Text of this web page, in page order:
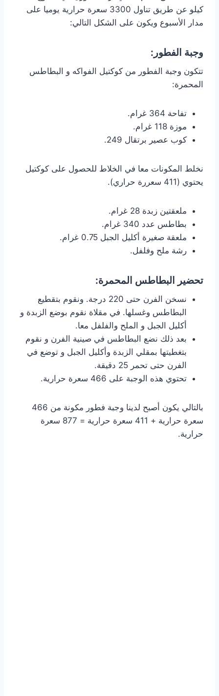
كيلو عن طريق تناول 3300 سعرة حرارية يوميا على
مدار الأسبوع ويكون على الشكل التالي:
وجبة الفطور:
تتكون وجبة الفطور من كوكتيل الفواكه و البطاطس
المحمرة:
تفاحة 364 غرام.
موزة 118 غرام.
كوب عصير برتقال 249.
نخلط المكونات معا في الخلاط للحصول على كوكتيل
يحتوي (411 سعررة حراري).
ملعقتين زبدة 28 غرام.
بطاطس عدد 340 غرام.
ملعقة صغيرة أكليل الجبل 0.75 غرام.
رشة ملح وفلفل.
تحضير البطاطس المحمرة:
نسخن الفرن حتى 220 درجة. ونقوم بتقطيع
البطاطس وغسلها. في مقلاة نقوم بوضع الزبدة و
أكليل الجبل و الملح والفلفل معا.
بعد ذلك نضع البطاطس في صينية الفرن و نقوم
بتغطيتها بمقلي الزبدة وأكليل الجبل و توضع في
الفرن حتى تحمر 25 دقيقة.
تحتوي هذه الوجبة على 466 سعرة حرارية.
بالتالي يكون أصبح لدينا وجبة فطور مكونة من 466
سعرة حرارية + 411 سعرة حرارية = 877 سعرة
حرارية.